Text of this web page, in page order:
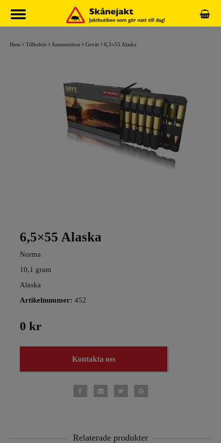
Hem Tillbehör Ammunition Gevär 6,5×55 Alaska
6,5×55 Alaska
Norma
10,1 gram
Alaska
Artikelnummer: 452
0 kr
Kontakta oss
Relaterade produkter